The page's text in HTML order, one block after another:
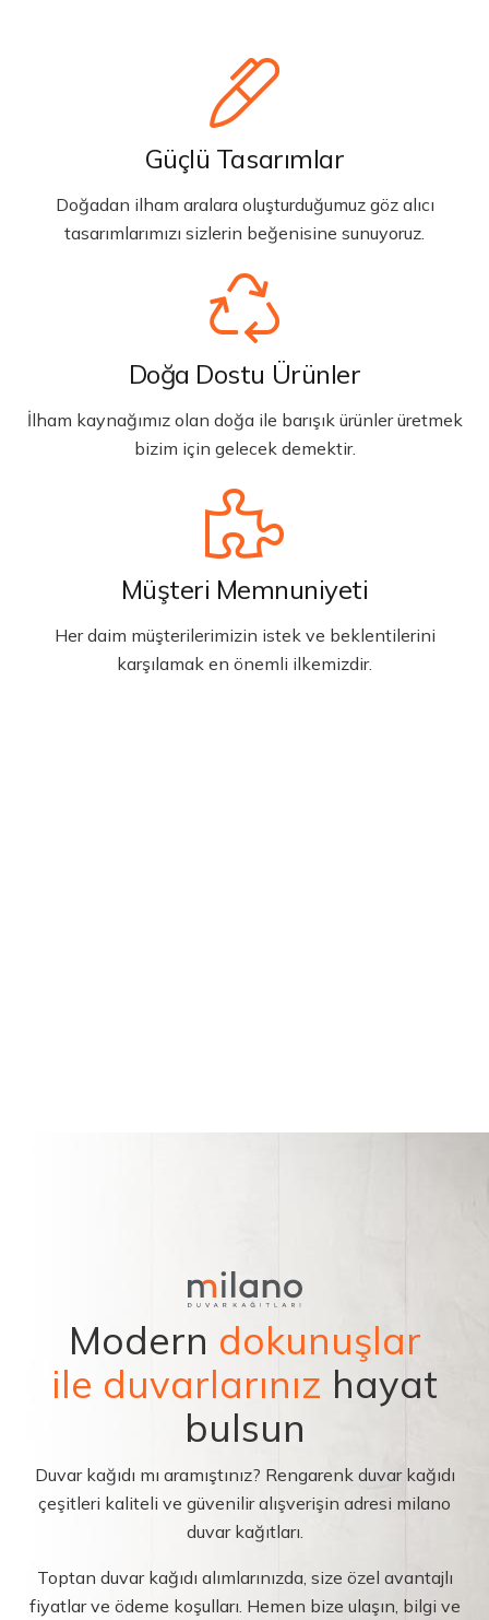
Güçlü Tasarımlar
Doğadan ilham aralara oluşturduğumuz göz alıcı
tasarımlarımızı sizlerin beğenisine sunuyoruz.
Doğa Dostu Ürünler
İlham kaynağımız olan doğa ile barışık ürünler üretmek
bizim için gelecek demektir.
Müşteri Memnuniyeti
Her daim müşterilerimizin istek ve beklentilerini
karşılamak en önemli ilkemizdir.
Modern dokunuşlar
ile duvarlarınız hayat
bulsun
Duvar kağıdı mı aramıştınız? Rengarenk duvar kağıdı
çeşitleri kaliteli ve güvenilir alışverişin adresi milano
duvar kağıtları.
Toptan duvar kağıdı alımlarınızda, size özel avantajlı
fiyatlar ve ödeme koşulları. Hemen bize ulaşın, bilgi ve